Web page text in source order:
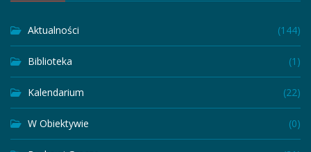
Aktualności (144)
Biblioteka (1)
Kalendarium (22)
W Obiektywie (0)